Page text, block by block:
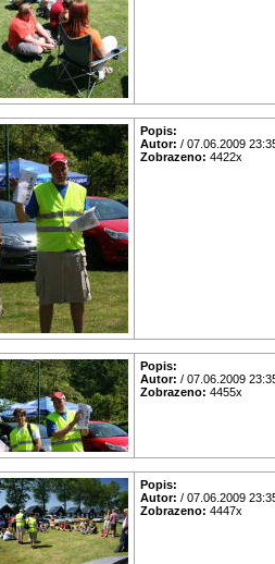
Popis:
Autor: / 07.06.2009
Zobrazeno: 4422x
Popis:
Autor: / 07.06.2009
Zobrazeno: 4455x
Popis:
Autor: / 07.06.2009
Zobrazeno: 4447x